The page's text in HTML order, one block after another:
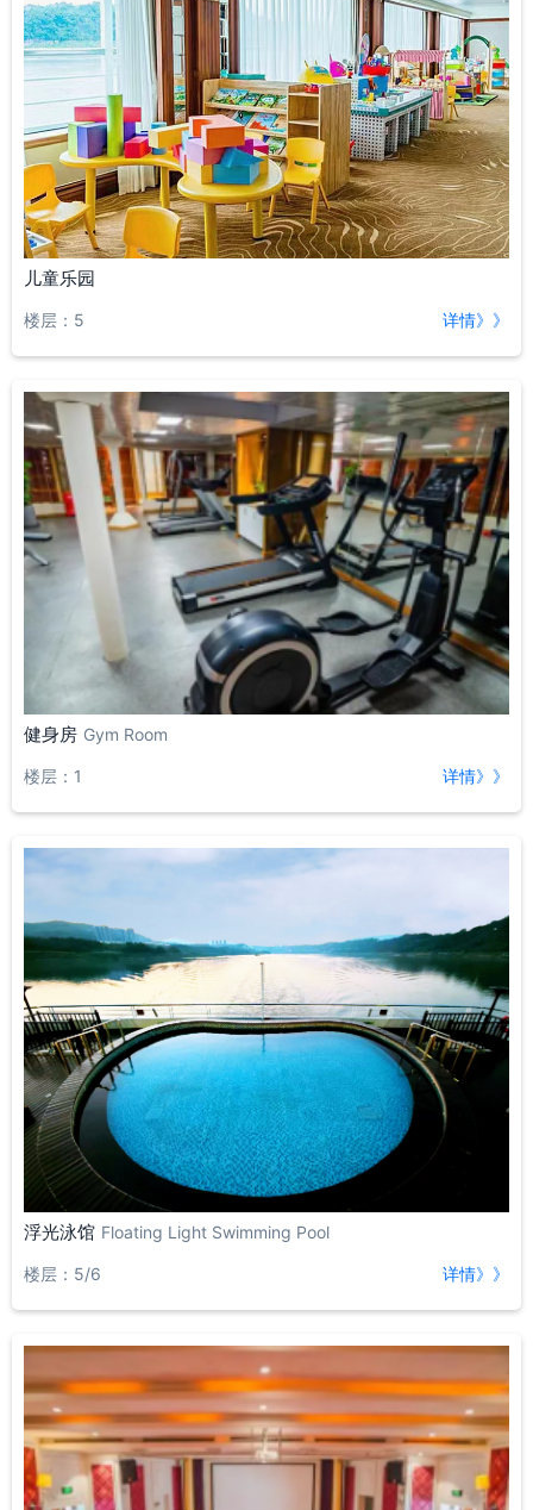
儿童乐园
楼层：5 详情》》
健身房 Gym Room
楼层：1 详情》》
浮光泳馆 Floating Light Swimming Pool
楼层：5/6 详情》》